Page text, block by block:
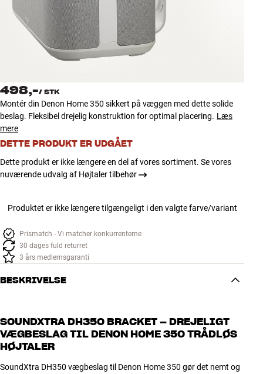
Tilbehør
INSPIRATION
NYHEDER
Find Butik
Kundeservice
Byg med Lyd
498,-/ STK
Montér din Denon Home 350 sikkert på væggen med dette solide
beslag. Fleksibel drejelig konstruktion for optimal placering. Læs
mere
DETTE PRODUKT ER UDGÅET
Dette produkt er ikke længere en del af vores sortiment. Se vores
nuværende udvalg af Højtaler tilbehør
Produktet er ikke længere tilgængeligt i den valgte farve/variant
Prismatch - Vi matcher konkurrenterne
30 dages fuld returret
3 års medlemsgaranti
BESKRIVELSE
SOUNDXTRA DH350 BRACKET – DREJELIGT
VÆGBESLAG TIL DENON HOME 350 TRÅDLØS
HØJTALER
SoundXtra DH350 vægbeslag til Denon Home 350 gør det nemt og